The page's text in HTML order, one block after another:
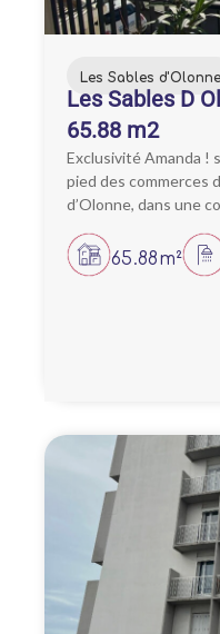
Les Sables d'Olonne
Les Sables D
65.88 m2
Exclusivité Amanda !
pied des commerces
d’Olonne, dans une
65.88m²